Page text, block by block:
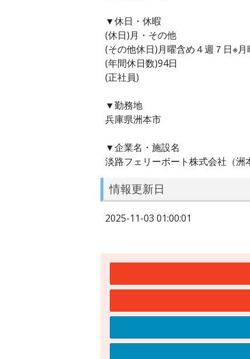
▼休日・休暇
(休日)月・その他
(その他休日)月曜含め４週７日※
(年間休日数)94日
(正社員)
▼勤務地
兵庫県洲本市
▼企業名・施設名
淡路フェリーボート株式会社（洲
情報更新日
2025-11-03 01:00:01